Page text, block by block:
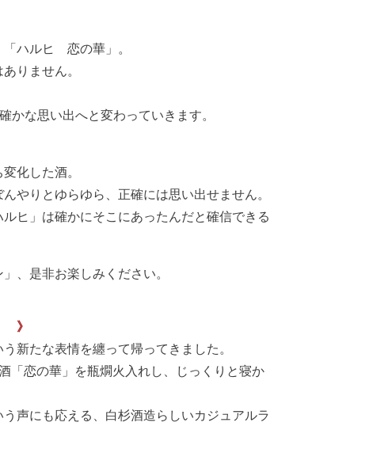
「ハルヒ 恋の華」。
りません。
かな思い出へと変わっていきます。
化した酒。
やりとゆらゆら、正確には思い出せません。
ヒ」は確かにそこにあったんだと確信できる
、是非お楽しみください。
》
新たな表情を纏って帰ってきました。
恋の華」を瓶燗火入れし、じっくりと寝か
声にも応える、白杉酒造らしいカジュアルラ